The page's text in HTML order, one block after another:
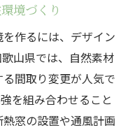
境づくり
作るには、デザイン
山県では、自然素材
間取り変更が人気で
を組み合わせること
窓の設置や通風計画